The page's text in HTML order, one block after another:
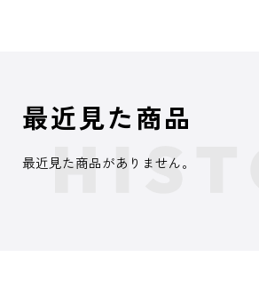
最近見た商品
最近見た商品がありません。